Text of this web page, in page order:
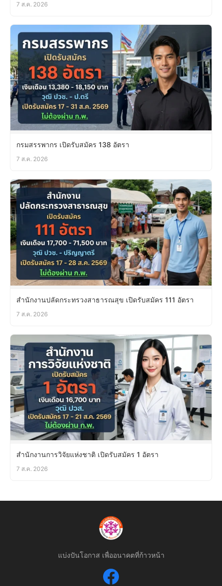
7 ส.ค. 2026
กรมสรรพากร เปิดรับสมัคร 138 อัตรา
7 ส.ค. 2026
สำนักงานปลัดกระทรวงสาธารณสุข เปิดรับสมัคร 111 อัตรา
7 ส.ค. 2026
สำนักงานการวิจัยแห่งชาติ เปิดรับสมัคร 1 อัตรา
7 ส.ค. 2026
แบ่งปันโอกาส เพื่ออนาคตที่ก้าวหน้า